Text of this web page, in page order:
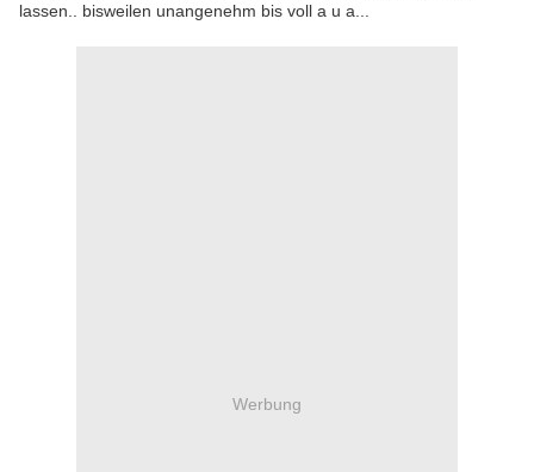
lassen.. bisweilen unangenehm bis voll a u a...
Werbung